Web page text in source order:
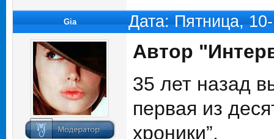
Gia Дата: Пятница,
Автор
35 лет назад
первая из
хроники”.